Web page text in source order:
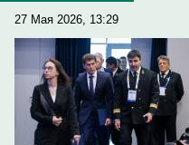
27 Мая 2026, 13:29